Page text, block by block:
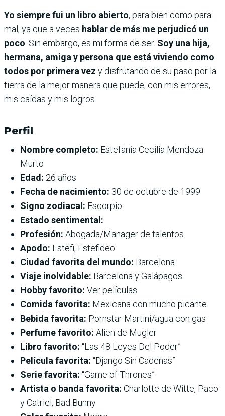
Yo siempre fui un libro abierto, para bien como para
mal, ya que a veces hablar de más me perjudicó un
poco . Sin embargo, es mi forma de ser. Soy una hija,
hermana, amiga y persona que está viviendo como
todos por primera vez y disfrutando de su paso por la
tierra de la mejor manera que puede, con mis errores,
mis caídas y mis logros.
Perfil
Nombre completo: Estefanía Cecilia Mendoza
Murto
Edad: 26 años
Fecha de nacimiento: 30 de octubre de 1999
Signo zodiacal: Escorpio
Estado sentimental:
Profesión: Abogada/Manager de talentos
Apodo: Estefi, Estefideo
Ciudad favorita del mundo: Barcelona
Viaje inolvidable: Barcelona y Galápagos
Hobby favorito: Ver películas
Comida favorita: Mexicana con mucho picante
Bebida favorita: Pornstar Martini/agua con gas
Perfume favorito: Alien de Mugler
Libro favorito: “Las 48 Leyes Del Poder”
Película favorita: “Django Sin Cadenas”
Serie favorita: “Game of Thrones”
Artista o banda favorita: Charlotte de Witte, Paco
y Catriel, Bad Bunny